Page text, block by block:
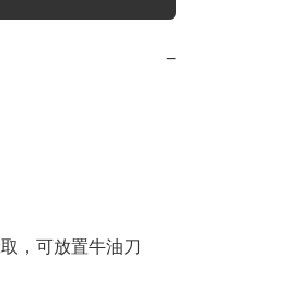
−
，可放置牛油刀